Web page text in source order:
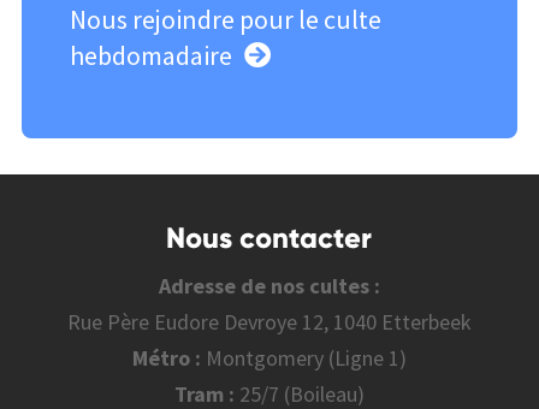
Nous rejoindre pour le culte
hebdomadaire
Nous contacter
Adresse de nos cultes :
Rue Père Eudore Devroye 12, 1040 Etterbeek
Métro : Montgomery (Ligne 1)
Tram : 25/7 (Boileau)